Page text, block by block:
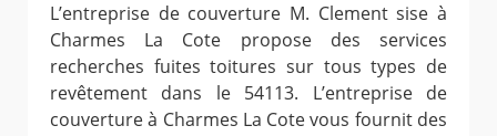
L’entreprise de couverture M. Clement sise à
Charmes La Cote propose des services
recherches fuites toitures sur tous types de
revêtement dans le 54113. L’entreprise de
couverture à Charmes La Cote vous fournit des